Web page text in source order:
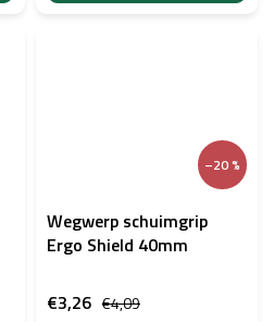
–20 %
Wegwerp schuimgrip
Ergo Shield 40mm
€4,09
€3,26